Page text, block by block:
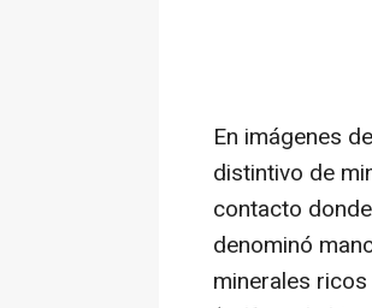
En imágenes
distintivo de
contacto
denominó
minerales